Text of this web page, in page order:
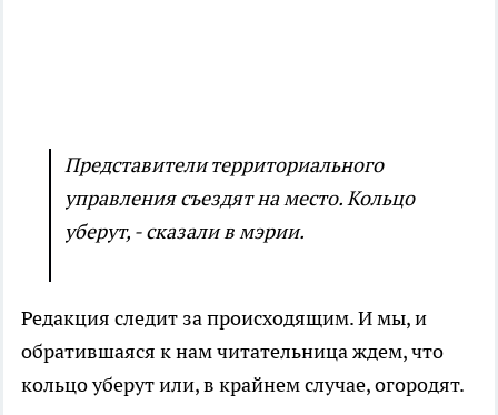
Представители территориального
управления съездят на место. Кольцо
уберут, - сказали в мэрии.
Редакция следит за происходящим. И мы, и
обратившаяся к нам читательница ждем, что
кольцо уберут или, в крайнем случае, огородят.